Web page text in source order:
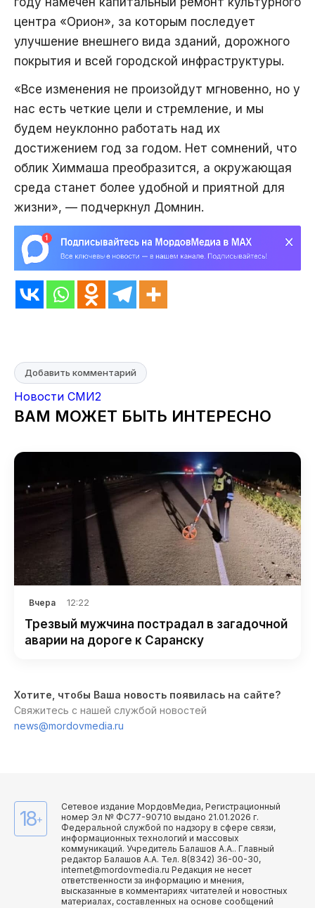
центра «Орион», за которым последует
улучшение внешнего вида зданий, дорожного
покрытия и всей городской инфраструктуры.
«Все изменения не произойдут мгновенно, но у
нас есть четкие цели и стремление, и мы
будем неуклонно работать над их
достижением год за годом. Нет сомнений, что
облик Химмаша преобразится, а окружающая
среда станет более удобной и приятной для
жизни», — подчеркнул Домнин.
Добавить комментарий
Новости СМИ2
ВАМ МОЖЕТ БЫТЬ ИНТЕРЕСНО
Вчера 12:22
Трезвый мужчина пострадал в загадочной
аварии на дороге к Саранску
Хотите, чтобы Ваша новость появилась на сайте?
Свяжитесь с нашей службой новостей
news@mordovmedia.ru
18+
Сетевое издание МордовМедиа, Регистрационный
номер Эл № ФС77-90710 выдано 21.01.2026 г.
Федеральной службой по надзору в сфере связи,
информационных технологий и массовых
коммуникаций. Учредитель Балашов А.А.. Главный
редактор Балашов А.А. Тел. 8(8342) 36-00-30,
internet@mordovmedia.ru Редакция не несет
ответственности за информацию и мнения,
высказанные в комментариях читателей и новостных
материалах, составленных на основе сообщений